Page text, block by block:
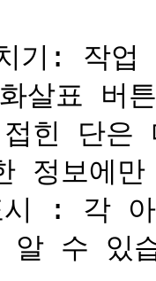
기: 작업
살표 버
힌 단은
정보에
: 각 아
알 수 있